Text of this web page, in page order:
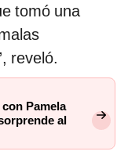
tomó una
reveló.
Pamela
al